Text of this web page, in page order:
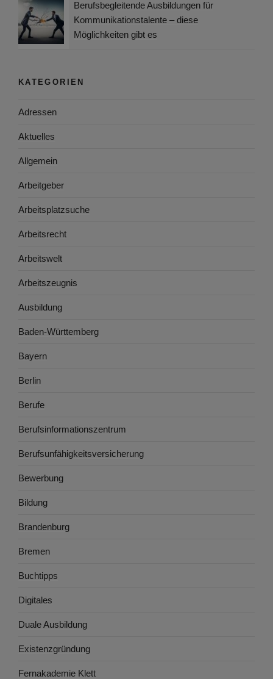
Berufsbegleitende Ausbildungen für
Kommunikationstalente – diese
Möglichkeiten gibt es
KATEGORIEN
Adressen
Aktuelles
Allgemein
Arbeitgeber
Arbeitsplatzsuche
Arbeitsrecht
Arbeitswelt
Arbeitszeugnis
Ausbildung
Baden-Württemberg
Bayern
Berlin
Berufe
Berufsinformationszentrum
Berufsunfähigkeitsversicherung
Bewerbung
Bildung
Brandenburg
Bremen
Buchtipps
Digitales
Duale Ausbildung
Existenzgründung
Fernakademie Klett